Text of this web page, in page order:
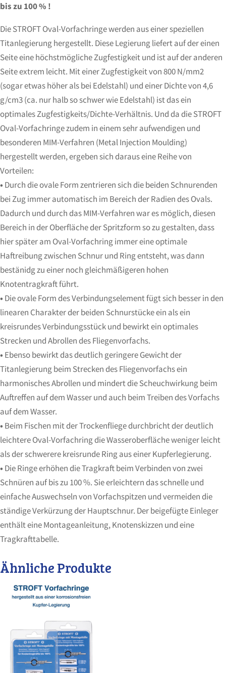
bis zu 100 % !
Die STROFT Oval-Vorfachringe werden aus einer speziellen
Titanlegierung hergestellt. Diese Legierung liefert auf der einen
Seite eine höchstmögliche Zugfestigkeit und ist auf der anderen
Seite extrem leicht. Mit einer Zugfestigkeit von 800 N/mm2
(sogar etwas höher als bei Edelstahl) und einer Dichte von 4,6
g/cm3(ca. nur halb so schwer wie Edelstahl) ist das ein
optimales Zugfestigkeits/Dichte-Verhältnis. Und da die STROFT
Oval-Vorfachringe zudem in einem sehr aufwendigen und
besonderen MIM-Verfahren (Metal Injection Moulding)
hergestellt werden, ergeben sich daraus eine Reihe von
Vorteilen:
• Durch die ovale Form zentrieren sich die beiden Schnurenden
bei Zug immer automatisch im Bereich der Radien des Ovals.
Dadurch und durch das MIM-Verfahren war es möglich, diesen
Bereich in der Oberfläche der Spritzform so zu gestalten, dass
hier später am Oval-Vorfachring immer eine optimale
Haftreibung zwischen Schnur und Ring entsteht, was dann
bestänidg zu einer noch gleichmäßigeren hohen
Knotentragkraft führt.
• Die ovale Form des Verbindungselement fügt sich besser in den
linearen Charakter der beiden Schnurstücke ein als ein
kreisrundes Verbindungsstück und bewirkt ein optimales
Strecken und Abrollen des Fliegenvorfachs.
• Ebenso bewirkt das deutlich geringere Gewicht der
Titanlegierung beim Strecken des Fliegenvorfachs ein
harmonisches Abrollen und mindert die Scheuchwirkung beim
Auftreffen auf dem Wasser und auch beim Treiben des Vorfachs
auf dem Wasser.
• Beim Fischen mit der Trockenfliege durchbricht der deutlich
leichtere Oval-Vorfachring die Wasseroberfläche weniger leicht
als der schwerere kreisrunde Ring aus einer Kupferlegierung.
• Die Ringe erhöhen die Tragkraft beim Verbinden von zwei
Schnüren auf bis zu 100 %. Sie erleichtern das schnelle und
einfache Auswechseln von Vorfachspitzen und vermeiden die
ständige Verkürzung der Hauptschnur. Der beigefügte Einleger
enthält eine Montageanleitung, Knotenskizzen und eine
Tragkrafttabelle.
Ähnliche Produkte